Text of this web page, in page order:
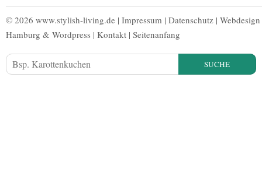
© 2026 www.stylish-living.de | Impressum | Datenschutz | Webdesign
Hamburg & Wordpress | Kontakt | Seitenanfang
SUCHE